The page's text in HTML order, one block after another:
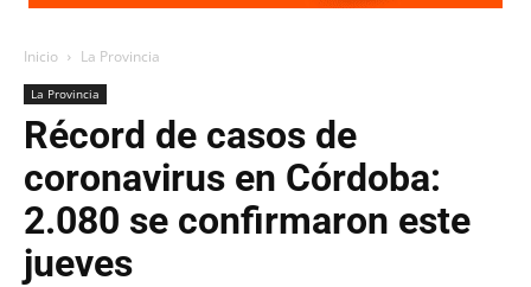
Inicio La Provincia
La Provincia
Récord de casos de
coronavirus en Córdoba:
2.080 se confirmaron este
jueves